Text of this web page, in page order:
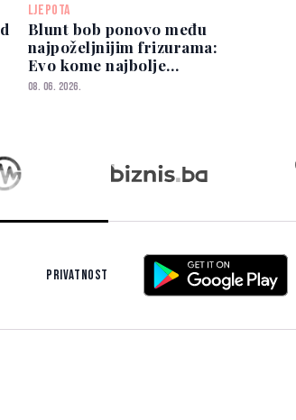
LJEPOTA
Blunt bob ponovo među
najpoželjnijim frizurama:
Evo kome najbolje
pristaje
08. 06. 2026.
Privatnost